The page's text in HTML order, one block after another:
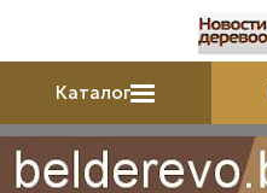
Каталог